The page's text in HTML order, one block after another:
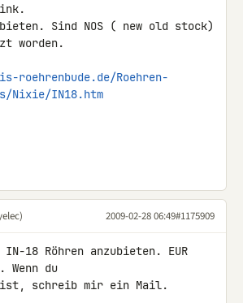
ink.
Sind NOS ( new old stock)
worden.
roehrenbude.de/Roehren-
Nixie/IN18.htm
2009-02-28 06:49#1175909
18 Röhren anzubieten. EUR
du
schreib mir ein Mail.